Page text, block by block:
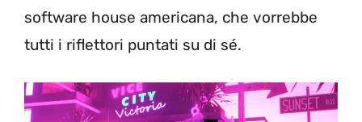
software house americana, che vorrebbe
tutti i riflettori puntati su di sé.